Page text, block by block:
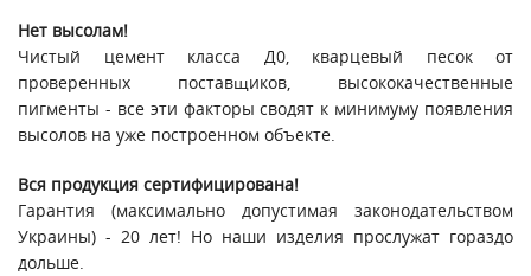
Нет высолам!
Чистый цемент класса Д0, кварцевый песок от
проверенных поставщиков, высококачественные
пигменты - все эти факторы сводят к минимуму появления
высолов на уже построенном объекте.
Вся продукция сертифицирована!
Гарантия (максимально допустимая законодательством
Украины) - 20 лет! Но наши изделия прослужат гораздо
дольше.